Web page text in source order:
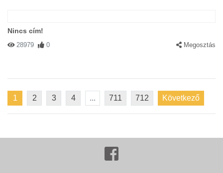
Nincs cím!
28979 0 Megosztás
1 2 3 4 ... 711 712 Következő